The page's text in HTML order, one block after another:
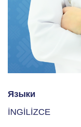
Языки
İNGİLİZCE